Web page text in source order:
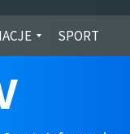
SPORT